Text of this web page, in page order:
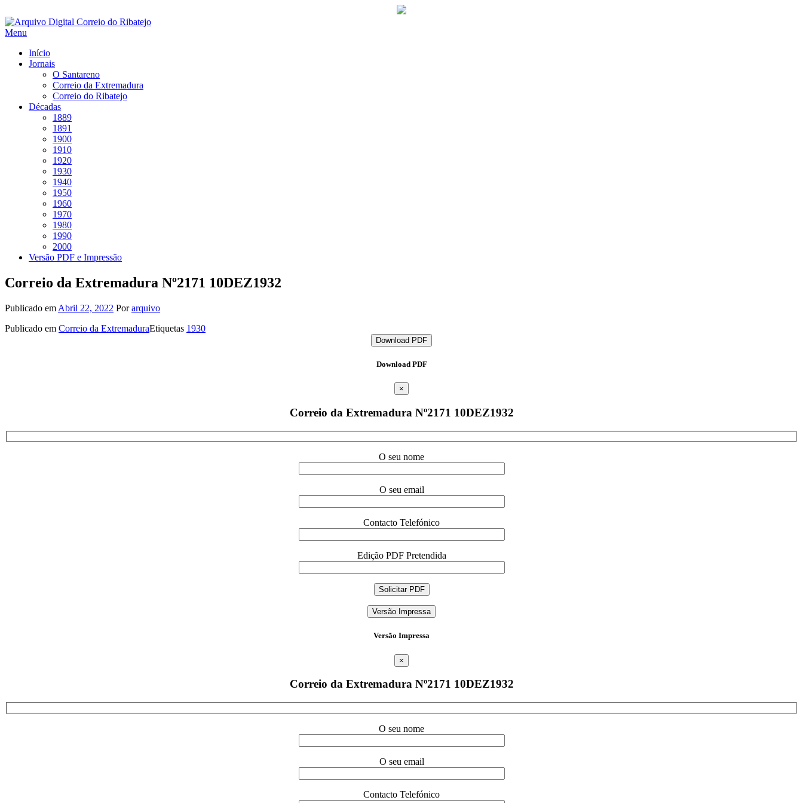
Saltar
para
Menu
Início
Jornais
O Santareno
Correio da Extremadura
Correio do Ribatejo
Décadas
1889
1891
1900
1910
1920
1930
1940
1950
1960
1970
1980
1990
2000
Versão PDF e Impressão
Correio da Extremadura Nº2171 10DEZ1932
Publicado em Abril 22, 2022 Porarquivo
Publicado em Correio da ExtremaduraEtiquetas 1930
Download PDF
Download PDF
×
Correio da Extremadura Nº2171 10DEZ1932
O seu nome
O seu email
Contacto Telefónico
Edição PDF Pretendida
Versão Impressa
Versão Impressa
×
Correio da Extremadura Nº2171 10DEZ1932
O seu nome
O seu email
Contacto Telefónico